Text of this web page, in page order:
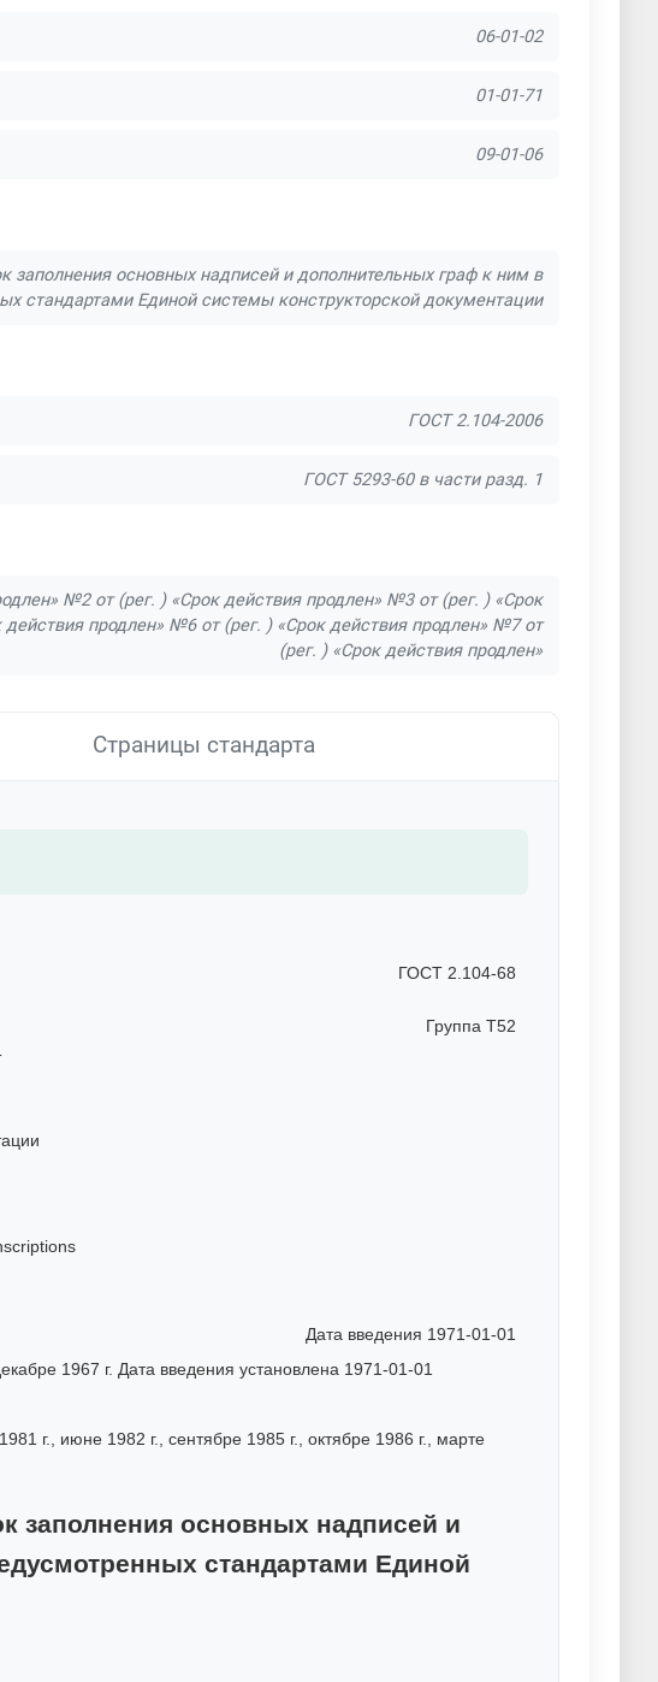
06-01-02
01-01-71
09-01-06
основных надписей и дополнительных граф к ним в
стандартами Единой системы конструкторской документации
ГОСТ 2.104-2006
ГОСТ 5293-60 в части разд. 1
№2 от (рег. ) «Срок действия продлен» №3 от (рег. ) «Срок
продлен» №6 от (рег. ) «Срок действия продлен» №7 от
(рег. ) «Срок действия продлен»
Страницы стандарта